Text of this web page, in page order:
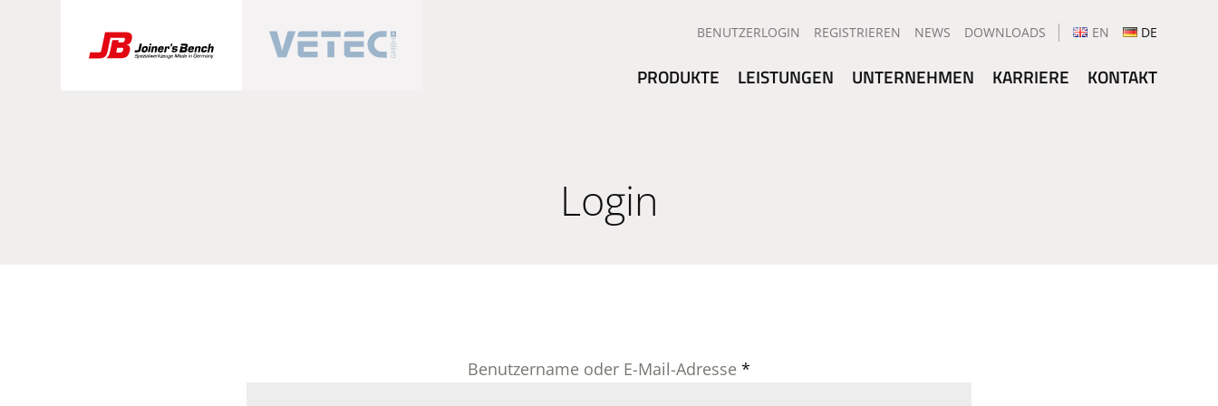
BENUTZERLOGIN REGISTRIEREN NEWS DOWNLOADS EN DE
PRODUKTE LEISTUNGEN UNTERNEHMEN KARRIERE KONTAKT
Login
Benutzername oder E-Mail-Adresse *